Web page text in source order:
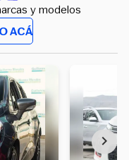
y modelos
ACÁ